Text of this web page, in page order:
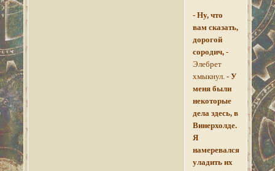
- Ну, что
вам сказать,
дорогой
сородич, -
Элебрет
хмыкнул.- У
меня были
некоторые
дела здесь, в
Винерхолде.
Я
намеревался
уладить их